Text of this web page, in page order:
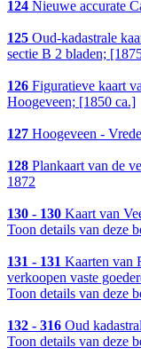
124 Nieuwe accurate
125 Oud-kadastrale
sectie B 2 bladen;
126 Figuratieve kaart
Hoogeveen; [1850 ca.]
127 Hoogeveen -
128 Plankaart van de
1872
130 - 130 Kaart van
Toon details van deze
131 - 131 Kaarten van
verkoopen vaste
Toon details van deze
132 - 316 Oud
Toon details van deze